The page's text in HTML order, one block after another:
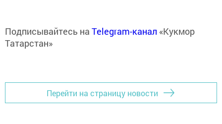
Подписывайтесь на Telegram-канал «Кукмор
Татарстан»
Перейти на страницу новости